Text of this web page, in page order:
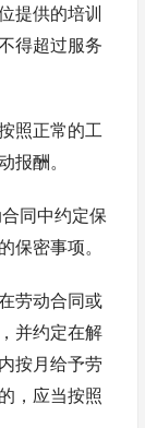
提供的培训
得超过服务
照正常的工
报酬。
同中约定保
密事项。
劳动合同或
并约定在解
按月给予劳
，应当按照